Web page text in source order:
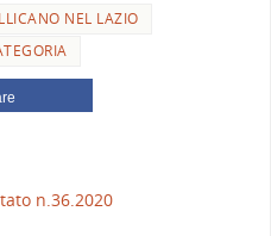
NEL LAZIO
n.36.2020